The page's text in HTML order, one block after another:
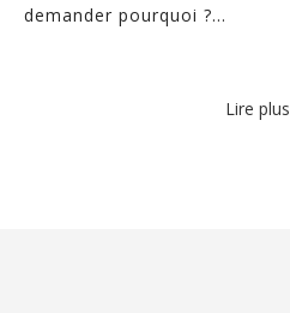
demander pourquoi ?...
Lire plus